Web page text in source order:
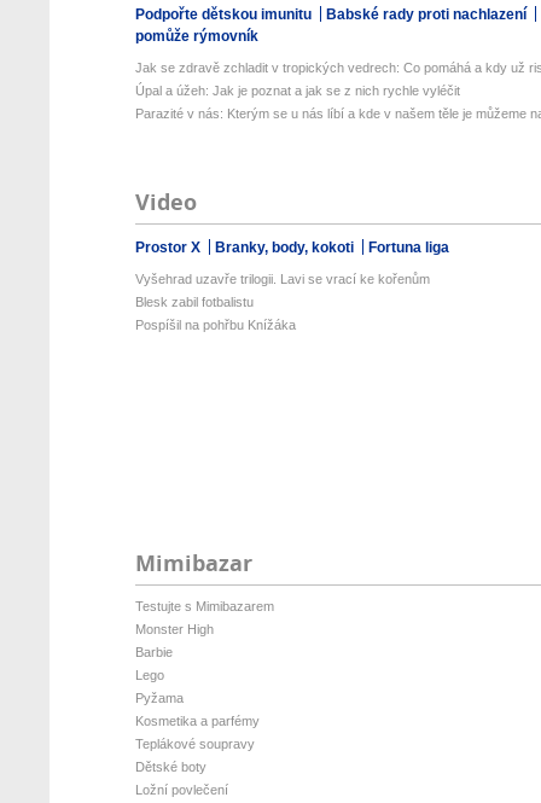
Podpořte dětskou imunitu
Babské rady proti nachlazení
pomůže rýmovník
Jak se zdravě zchladit v tropických vedrech: Co pomáhá a kdy už
Úpal a úžeh: Jak je poznat a jak se z nich rychle vyléčit
Parazité v nás: Kterým se u nás líbí a kde v našem těle je můžeme
Video
Prostor X Branky, body, kokoti Fortuna liga
Vyšehrad uzavře trilogii. Lavi se vrací ke kořenům
Blesk zabil fotbalistu
Pospíšil na pohřbu Knížáka
Mimibazar
Testujte s Mimibazarem
Monster High
Barbie
Lego
Pyžama
Kosmetika a parfémy
Teplákové soupravy
Dětské boty
Ložní povlečení